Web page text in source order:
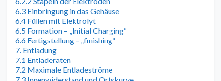
6.3 Einbringung in das Gehäuse
6.4 Füllen mit Elektrolyt
6.5 Formation – „Initial Charging“
6.6 Fertigstellung – „finishing“
7. Entladung
7.1 Entladeraten
7.2 Maximale Entladeströme